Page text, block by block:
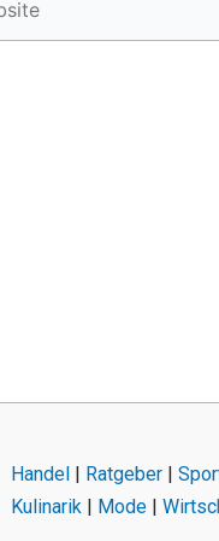
Handel | Ratgeber |
Kulinarik | Mode |